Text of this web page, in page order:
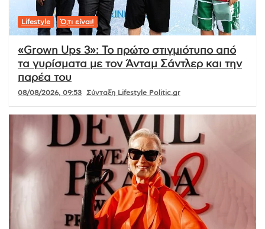
Lifestyle Ό,τι είναι!
«Grown Ups 3»: Το πρώτο στιγμιότυπο από
τα γυρίσματα με τον Άνταμ Σάντλερ και την
παρέα του
08/08/2026, 09:53 Σύνταξη Lifestyle Politic.gr